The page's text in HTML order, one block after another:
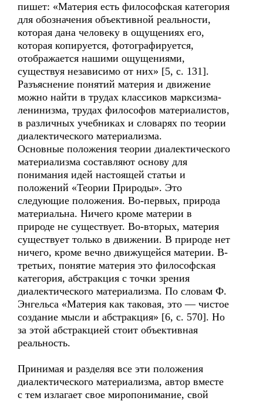
пишет: «Материя есть философская категория
для обозначения объективной реальности,
которая дана человеку в ощущениях его,
которая копируется, фотографируется,
отображается нашими ощущениями,
существуя независимо от них» [5, с. 131].
Разъяснение понятий материя и движение
можно найти в трудах классиков марксизма-
ленинизма, трудах философов материалистов,
в различных учебниках и словарях по теории
диалектического материализма.
Основные положения теории диалектического
материализма составляют основу для
понимания идей настоящей статьи и
положений «Теории Природы». Это
следующие положения. Во-первых, природа
материальна. Ничего кроме материи в
природе не существует. Во-вторых, материя
существует только в движении. В природе нет
ничего, кроме вечно движущейся материи. В-
третьих, понятие материя это философская
категория, абстракция с точки зрения
диалектического материализма. По словам Ф.
Энгельса «Материя как таковая, это — чистое
создание мысли и абстракция» [6, с. 570]. Но
за этой абстракцией стоит объективная
реальность.
Принимая и разделяя все эти положения
диалектического материализма, автор вместе
с тем излагает свое миропонимание, свой